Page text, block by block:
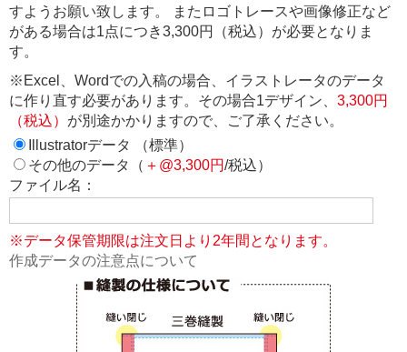
すようお願い致します。 またロゴトレースや画像修正など
がある場合は1点につき3,300円（税込）が必要となりま
す。
※Excel、Wordでの入稿の場合、イラストレータのデータ
に作り直す必要があります。その場合1デザイン、 3,300円
（税込） が別途かかりますので、ご了承ください。
Illustratorデータ （標準）
その他のデータ（ ＋@3,300円/税込）
ファイル名：
※データ保管期限は注文日より2年間となります。
作成データの注意点について